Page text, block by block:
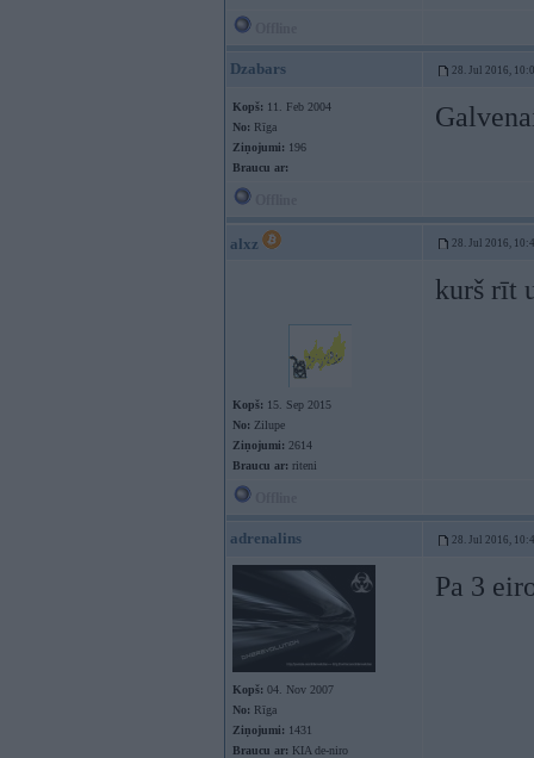
Dzabars 28. Jul 2016,
Kopš: 11. Feb 2004
No: Rīga
Ziņojumi: 196
Braucu ar:
alxz 28. Jul 2016,
Kopš: 15. Sep 2015
No: Zilupe
Ziņojumi: 2614
Braucu ar: riteni
kurš rīt
adrenalins 28. Jul 2016,
Kopš: 04. Nov 2007
No: Rīga
Ziņojumi: 1431
Braucu ar: KIA de-niro
Pa 3